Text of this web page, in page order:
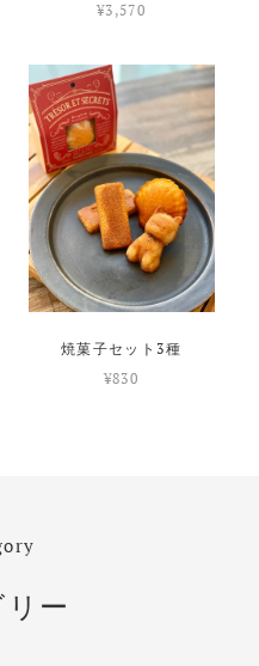
¥3,570
焼菓子セット3種
¥830
ー